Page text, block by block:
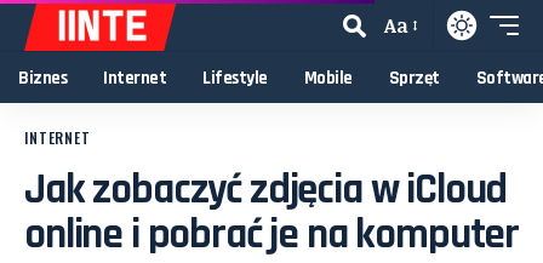
Aa
Biznes Internet Lifestyle Mobile Sprzęt
INTERNET
Jak zobaczyć zdjęcia w iCloud
online i pobrać je na komputer